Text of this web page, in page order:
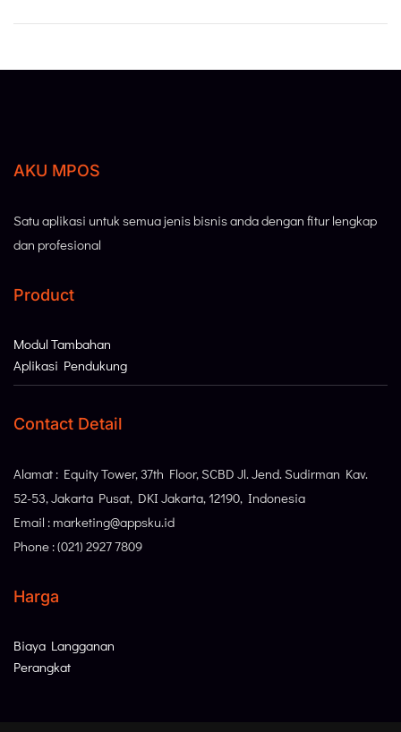
AKU MPOS
Satu aplikasi untuk semua jenis bisnis anda dengan fitur lengkap
dan profesional
Product
Modul Tambahan
Aplikasi Pendukung
Contact Detail
Alamat : Equity Tower, 37th Floor, SCBD Jl. Jend. Sudirman Kav.
52-53, Jakarta Pusat, DKI Jakarta, 12190, Indonesia
Email : marketing@appsku.id
Phone : (021) 2927 7809
Harga
Biaya Langganan
Perangkat